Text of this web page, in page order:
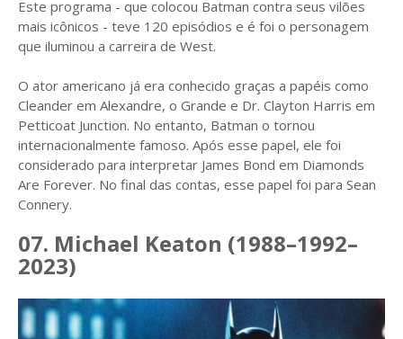
Este programa - que colocou Batman contra seus vilões
mais icônicos - teve 120 episódios e é foi o personagem
que iluminou a carreira de West.
O ator americano já era conhecido graças a papéis como
Cleander em Alexandre, o Grande e Dr. Clayton Harris em
Petticoat Junction. No entanto, Batman o tornou
internacionalmente famoso. Após esse papel, ele foi
considerado para interpretar James Bond em Diamonds
Are Forever. No final das contas, esse papel foi para Sean
Connery.
07. Michael Keaton (1988–1992–
2023)